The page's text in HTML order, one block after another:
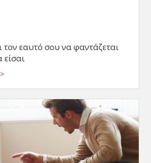
τον εαυτό σου να φαντάζεται
είσαι